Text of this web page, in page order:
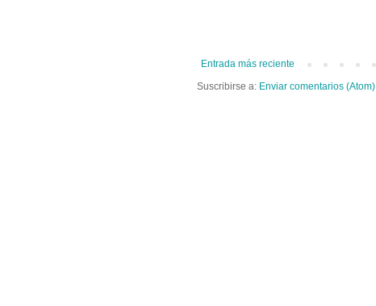
Entrada más reciente
Suscribirse a: Enviar comentarios (Atom)